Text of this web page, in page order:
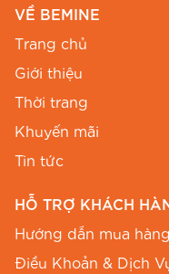
XXL 100
Lưu ý: Số đo vai,
độ lệch tịnh tiến
3cm để đảm bảo
VỀ BEMINE
Trang chủ
Giới thiệu
Thời trang
Khuyến mãi
Tin tức
HỖ TRỢ KHÁCH
Hướng dẫn mua hàng
Điều Khoản & Dịch